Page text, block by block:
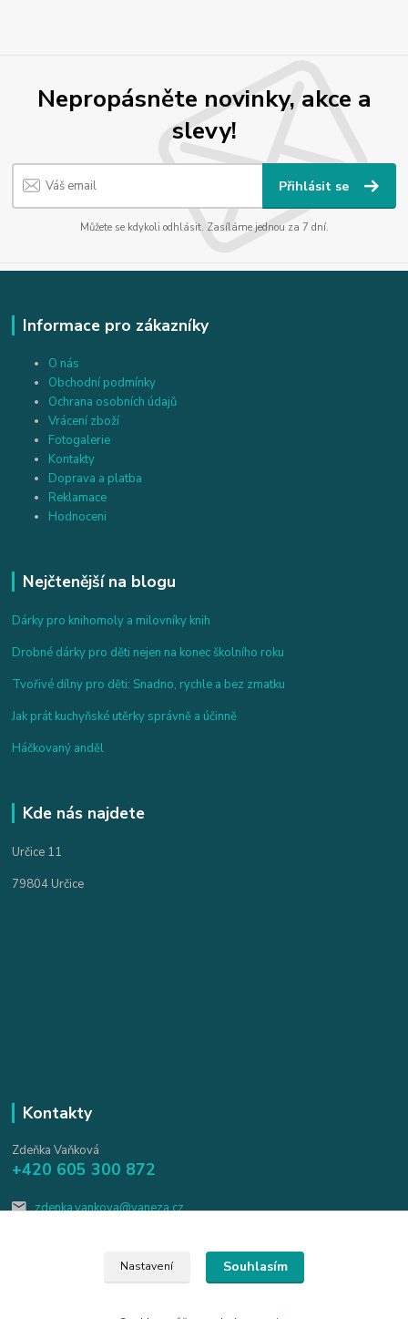
Nepropásněte novinky, akce a
slevy!
Přihlásit se
Můžete se kdykoli odhlásit. Zasíláme jednou za 7 dní.
Informace pro zákazníky
O nás
Obchodní podmínky
Ochrana osobních údajů
Vrácení zboží
Fotogalerie
Kontakty
Doprava a platba
Reklamace
Hodnoceni
Nejčtenější na blogu
Dárky pro knihomoly a milovníky knih
Drobné dárky pro děti nejen na konec školního roku
Tvořivé dílny pro děti: Snadno, rychle a bez zmatku
Jak prát kuchyňské utěrky správně a účinně
Háčkovaný anděl
Kde nás najdete
Určice 11
79804 Určice
Kontakty
Zdeňka Vaňková
+420 605 300 872
zdenka.vankova@vaneza.cz
Nastavení Souhlasím